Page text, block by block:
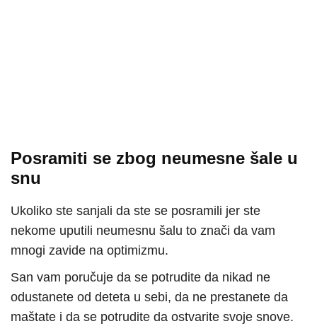
Posramiti se zbog neumesne šale u
snu
Ukoliko ste sanjali da ste se posramili jer ste
nekome uputili neumesnu šalu to znači da vam
mnogi zavide na optimizmu.
San vam poručuje da se potrudite da nikad ne
odustanete od deteta u sebi, da ne prestanete da
maštate i da se potrudite da ostvarite svoje snove.